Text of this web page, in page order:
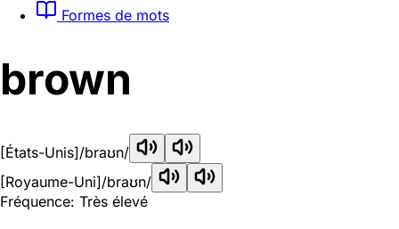
Formes de mots
brown
[États-Unis]/braʊn/
[Royaume-Uni]/braʊn/
Fréquence: Très élevé